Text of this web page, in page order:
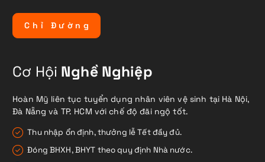
C h ỉ Đ ư ờ n g
Cơ Hội Nghề Nghiệp
Hoàn Mỹ liên tục tuyển dụng nhân viên vệ sinh tại Hà Nội,
Đà Nẵng và TP. HCM với chế độ đãi ngộ tốt.
Thu nhập ổn định, thưởng lễ Tết đầy đủ.
Đóng BHXH, BHYT theo quy định Nhà nước.